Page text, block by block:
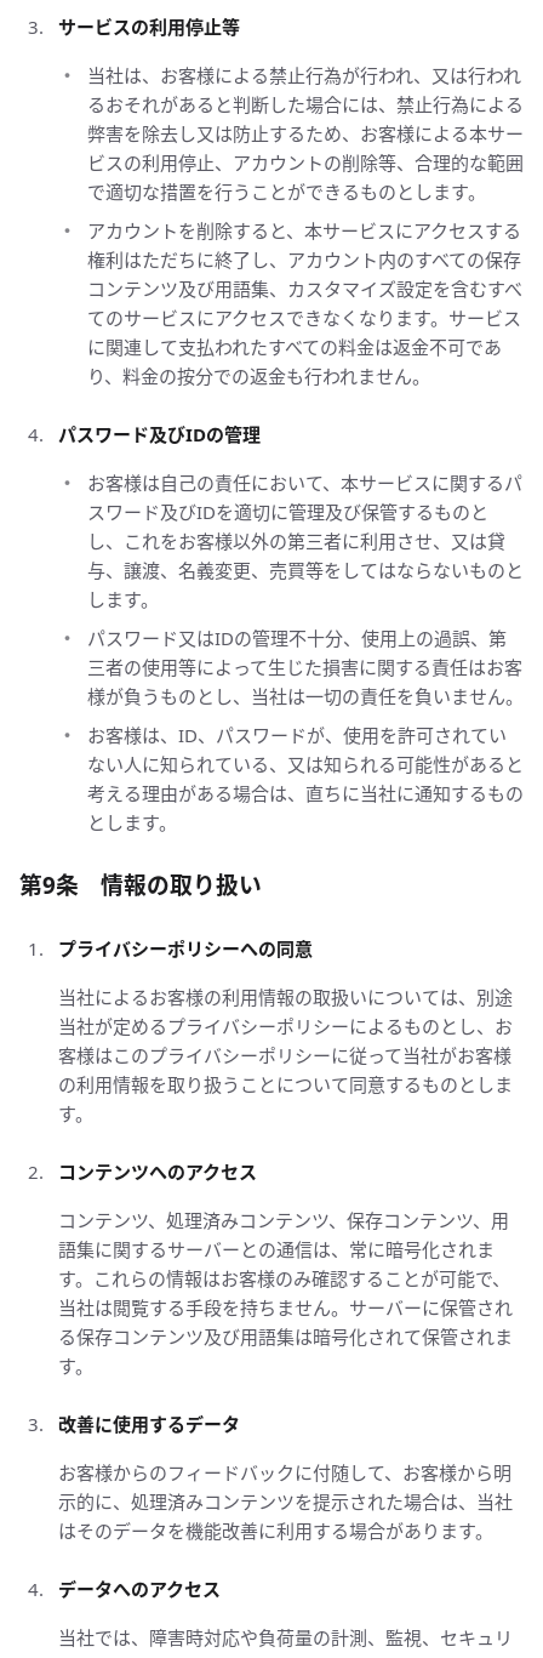
サービスの利用停止等
当社は、お客様による禁止行為が行われ、又は行われ
るおそれがあると判断した場合には、禁止行為による
弊害を除去し又は防止するため、お客様による本サー
ビスの利用停止、アカウントの削除等、合理的な範囲
で適切な措置を行うことができるものとします。
アカウントを削除すると、本サービスにアクセスする
権利はただちに終了し、アカウント内のすべての保存
コンテンツ及び用語集、カスタマイズ設定を含むすべ
てのサービスにアクセスできなくなります。サービス
に関連して支払われたすべての料金は返金不可であ
り、料金の按分での返金も行われません。
パスワード及びIDの管理
お客様は自己の責任において、本サービスに関するパ
スワード及びIDを適切に管理及び保管するものと
し、これをお客様以外の第三者に利用させ、又は貸
与、譲渡、名義変更、売買等をしてはならないものと
します。
パスワード又はIDの管理不十分、使用上の過誤、第
三者の使用等によって生じた損害に関する責任はお客
様が負うものとし、当社は一切の責任を負いません。
お客様は、ID、パスワードが、使用を許可されてい
ない人に知られている、又は知られる可能性があると
考える理由がある場合は、直ちに当社に通知するもの
とします。
第9条 情報の取り扱い
プライバシーポリシーへの同意
当社によるお客様の利用情報の取扱いについては、別途
当社が定めるプライバシーポリシーによるものとし、お
客様はこのプライバシーポリシーに従って当社がお客様
の利用情報を取り扱うことについて同意するものとしま
す。
コンテンツへのアクセス
コンテンツ、処理済みコンテンツ、保存コンテンツ、用
語集に関するサーバーとの通信は、常に暗号化されま
す。これらの情報はお客様のみ確認することが可能で、
当社は閲覧する手段を持ちません。サーバーに保管され
る保存コンテンツ及び用語集は暗号化されて保管されま
す。
改善に使用するデータ
お客様からのフィードバックに付随して、お客様から明
示的に、処理済みコンテンツを提示された場合は、当社
はそのデータを機能改善に利用する場合があります。
データへのアクセス
当社では、障害時対応や負荷量の計測、監視、セキュリ